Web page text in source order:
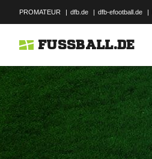
PROMATEUR | dfb.de | dfb-efootball.de |
FUSSBALL.DE